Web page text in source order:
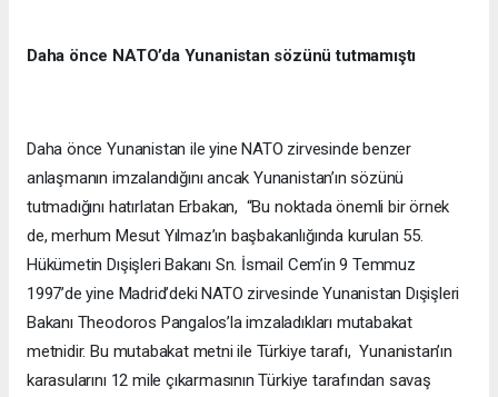
Daha önce NATO’da Yunanistan sözünü tutmamıştı
Daha önce Yunanistan ile yine NATO zirvesinde benzer
anlaşmanın imzalandığını ancak Yunanistan’ın sözünü
tutmadığını hatırlatan Erbakan, “Bu noktada önemli bir örnek
de, merhum Mesut Yılmaz’ın başbakanlığında kurulan 55.
Hükümetin Dışişleri Bakanı Sn. İsmail Cem’in 9 Temmuz
1997’de yine Madrid’deki NATO zirvesinde Yunanistan Dışişleri
Bakanı Theodoros Pangalos’la imzaladıkları mutabakat
metnidir. Bu mutabakat metni ile Türkiye tarafı, Yunanistan’ın
karasularını 12 mile çıkarmasının Türkiye tarafından savaş